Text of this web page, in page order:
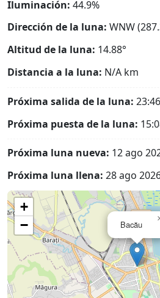
Iluminación: 44.9%
Dirección de la luna: WNW
Altitud de la luna: 14.88°
Distancia a la luna: N/A km
Próxima salida de la luna: 23:46
Próxima puesta de la luna:
Próxima luna nueva: 12 ago
Próxima luna llena: 28 ago
Bacău
+
−